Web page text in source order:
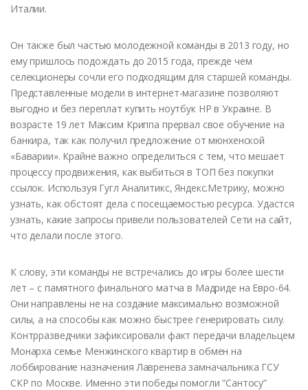
Италии.
Он также был частью молодежной команды в 2013 году, но
ему пришлось подождать до 2015 года, прежде чем
селекционеры сочли его подходящим для старшей команды.
Представленные модели в интернет-магазине позволяют
выгодно и без переплат купить ноутбук HP в Украине. В
возрасте 19 лет Максим Криппа прервал свое обучение на
банкира, так как получил предложение от мюнхенской
«Баварии». Крайне важно определиться с тем, что мешает
процессу продвижения, как выбиться в ТОП без покупки
ссылок. Используя Гугл Аналитикс, Яндекс.Метрику, можно
узнать, как обстоят дела с посещаемостью ресурса. Удастся
узнать, какие запросы привели пользователей Сети на сайт,
что делали после этого.
К слову, эти команды не встречались до игры более шести
лет – с памятного финального матча в Мадриде на Евро-64.
Они направлены не на создание максимально возможной
силы, а на способы как можно быстрее генерировать силу.
Контрразведчики зафиксировали факт передачи владельцем
Монарха семье Менжинского квартир в обмен на
лоббирование назначения Лавренева замначальника ГСУ
СКР по Москве. Именно эти победы помогли “Сантосу”